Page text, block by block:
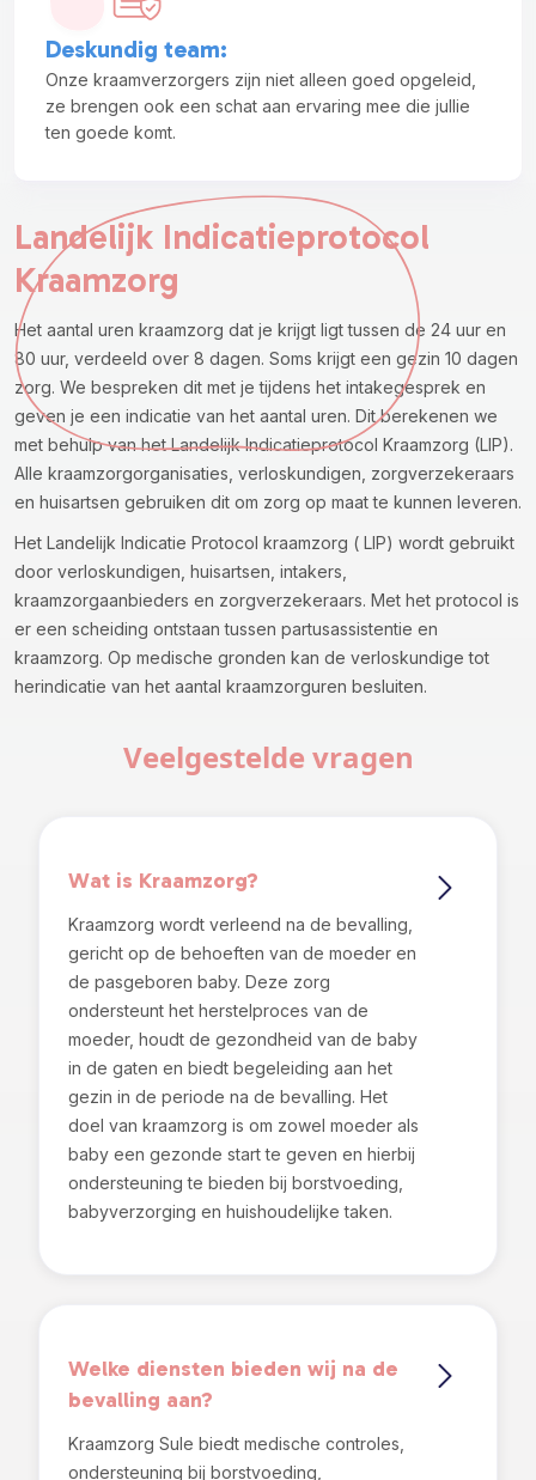
Deskundig team:
Onze kraamverzorgers zijn niet alleen goed opgeleid,
ze brengen ook een schat aan ervaring mee die jullie
ten goede komt.
Landelijk Indicatieprotocol
Kraamzorg
Het aantal uren kraamzorg dat je krijgt ligt tussen de 24 uur en
80 uur, verdeeld over 8 dagen. Soms krijgt een gezin 10 dagen
zorg. We bespreken dit met je tijdens het intakegesprek en
geven je een indicatie van het aantal uren. Dit berekenen we
met behulp van het Landelijk Indicatieprotocol Kraamzorg (LIP).
Alle kraamzorgorganisaties, verloskundigen, zorgverzekeraars
en huisartsen gebruiken dit om zorg op maat te kunnen leveren.
Het Landelijk Indicatie Protocol kraamzorg ( LIP) wordt gebruikt
door verloskundigen, huisartsen, intakers,
kraamzorgaanbieders en zorgverzekeraars. Met het protocol is
er een scheiding ontstaan tussen partusassistentie en
kraamzorg. Op medische gronden kan de verloskundige tot
herindicatie van het aantal kraamzorguren besluiten.
Veelgestelde vragen
Wat is Kraamzorg?
Kraamzorg wordt verleend na de bevalling,
gericht op de behoeften van de moeder en
de pasgeboren baby. Deze zorg
ondersteunt het herstelproces van de
moeder, houdt de gezondheid van de baby
in de gaten en biedt begeleiding aan het
gezin in de periode na de bevalling. Het
doel van kraamzorg is om zowel moeder als
baby een gezonde start te geven en hierbij
ondersteuning te bieden bij borstvoeding,
babyverzorging en huishoudelijke taken.
Welke diensten bieden wij na de
bevalling aan?
Kraamzorg Sule biedt medische controles,
ondersteuning bij borstvoeding,